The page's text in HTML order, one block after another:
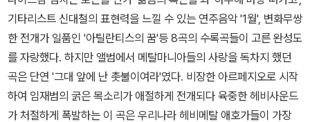
기타리스트 신대철의 표현력을 느낄 수 있는 연주음악 '1월', 변화무쌍
한 전개가 일품인 '아틸란티스의 꿈'등 8곡의 수록곡들이 고른 완성도
를 자랑했다. 하지만 앨범에서 메탈마니아들의 사랑을 독차지 했던
곡은 단연 '그대 앞에 난 촛불이여라'였다. 비장한 아르페지오로 시작
하여 임재범의 굵은 목소리가 애절하게 전개되다 육중한 헤비사운드
가 처절하게 폭발하는 이 곡은 우리나라 헤비메탈 애호가들이 가장